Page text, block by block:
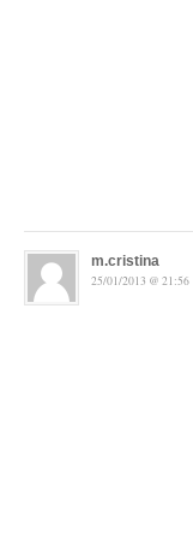
m.cristina
25/01/2013 @ 21:56